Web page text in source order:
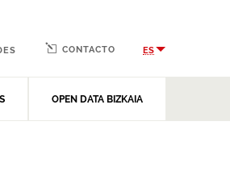
OPEN DATA BIZKAIA
CONTACTO ES